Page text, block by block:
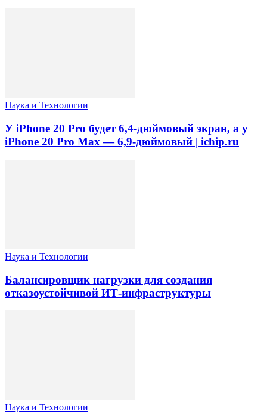
Наука и Технологии
У iPhone 20 Pro будет 6,4-дюймовый экран, а у
iPhone 20 Pro Max — 6,9-дюймовый | ichip.ru
Наука и Технологии
Балансировщик нагрузки для создания
отказоустойчивой ИТ-инфраструктуры
Наука и Технологии